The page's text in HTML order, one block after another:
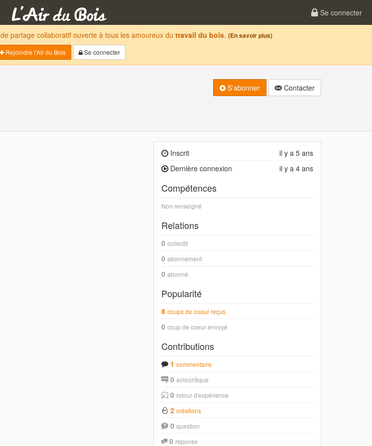
Se connecter
de partage collaboratif ouverte à tous les amoureux du travail du bois. (En savoir plus)
Rejoindre l'Air du Bois
Se connecter
S'abonner Contacter
il y a 5 ans
Inscrit
il y a 4 ans
Dernière connexion
Compétences
Non renseigné
Relations
0 collectif
0 abonnement
0 abonné
Popularité
8 coups de coeur reçus
0 coup de coeur envoyé
Contributions
1 commentaire
0 avis/critique
0 retour d'expérience
2 créations
0 question
0 réponse